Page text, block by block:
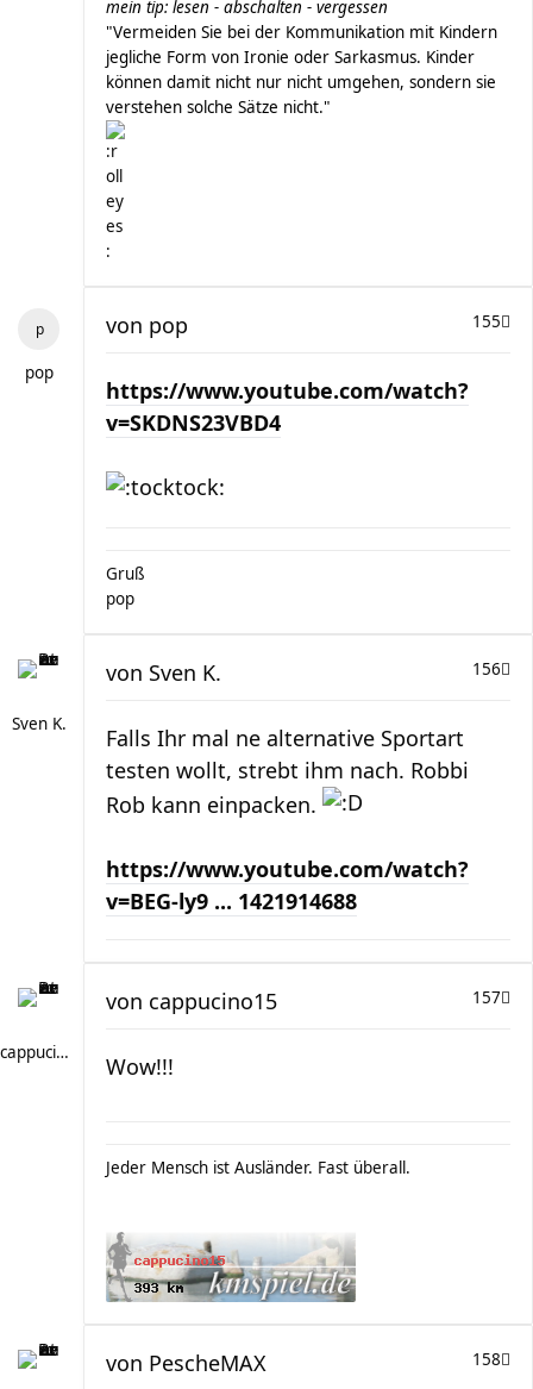
mein tip: lesen - abschalten - vergessen
"Vermeiden Sie bei der Kommunikation mit Kindern
jegliche Form von Ironie oder Sarkasmus. Kinder
können damit nicht nur nicht umgehen, sondern sie
verstehen solche Sätze nicht."
pop
155
von pop
https://www.youtube.com/watch?
v=SKDNS23VBD4
Gruß
pop
Sven K.
156
von Sven K.
Falls Ihr mal ne alternative Sportart
testen wollt, strebt ihm nach. Robbi
Rob kann einpacken.
https://www.youtube.com/watch?
v=BEG-ly9 ... 1421914688
cappucino15
157
von cappucino15
Wow!!!
Jeder Mensch ist Ausländer. Fast überall.
158
von PescheMAX